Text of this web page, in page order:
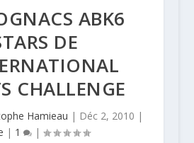
ABK6
DE
CHALLENGE
Hamieau | Déc 2, 2010 |
| 1 |